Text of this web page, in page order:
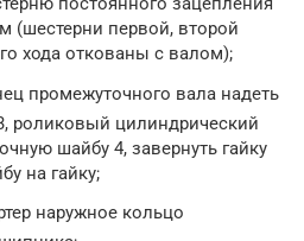
(шестерни первой, второй
хода откованы с валом);
промежуточного вала надеть
роликовый цилиндрический
шайбу 4, завернуть гайку
на гайку;
наружное кольцо